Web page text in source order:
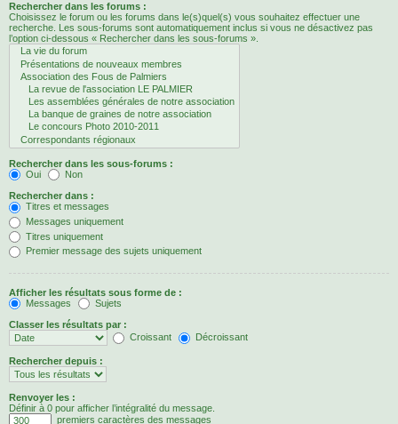
Rechercher dans les forums :
Choisissez le forum ou les forums dans le(s)quel(s) vous souhaitez effectuer une
recherche. Les sous-forums sont automatiquement inclus si vous ne désactivez pas
l’option ci-dessous « Rechercher dans les sous-forums ».
Rechercher dans les sous-forums :
Oui
Non
Rechercher dans :
Titres et messages
Messages uniquement
Titres uniquement
Premier message des sujets uniquement
Afficher les résultats sous forme de :
Messages
Sujets
Classer les résultats par :
Croissant
Décroissant
Rechercher depuis :
Renvoyer les :
Définir à 0 pour afficher l’intégralité du message.
premiers caractères des messages